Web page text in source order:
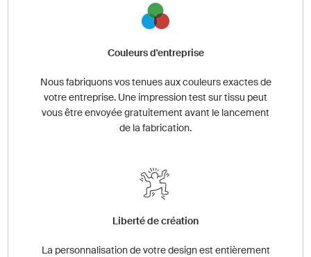
Couleurs d'entreprise
Nous fabriquons vos tenues aux couleurs exactes de
votre entreprise. Une impression test sur tissu peut
vous être envoyée gratuitement avant le lancement
de la fabrication.
Liberté de création
La personnalisation de votre design est entièrement